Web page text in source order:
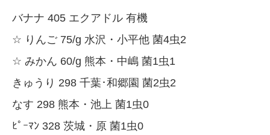
バナナ 405 エクアドル 有機
☆ りんご 75/g 水沢・小平他 菌4虫2
☆ みかん 60/g 熊本・中嶋 菌1虫1
きゅうり 298 千葉･和郷園 菌2虫2
なす 298 熊本・池上 菌1虫0
ﾋﾟｰﾏﾝ 328 茨城・原 菌1虫0